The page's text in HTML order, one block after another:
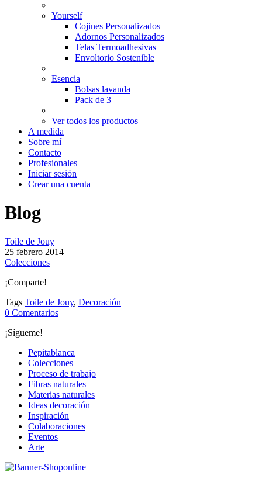
Yourself
Cojines Personalizados
Adornos Personalizados
Telas Termoadhesivas
Envoltorio Sostenible
Esencia
Bolsas lavanda
Pack de 3
Ver todos los productos
A medida
Sobre mí
Contacto
Profesionales
Iniciar sesión
Crear una cuenta
Blog
Toile de Jouy
25 febrero 2014
Colecciones
¡Comparte!
Tags Toile de Jouy, Decoración
0 Comentarios
¡Sígueme!
Pepitablanca
Colecciones
Proceso de trabajo
Fibras naturales
Materias naturales
Ideas decoración
Inspiración
Colaboraciones
Eventos
Arte